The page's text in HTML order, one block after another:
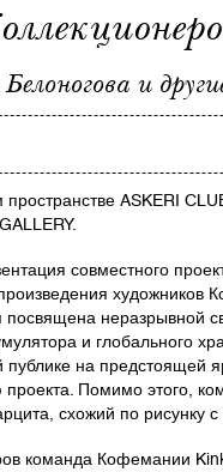
и
пространстве ASKERI
совместного
неразрывной
и глобального
на предстоящей
Помимо этого,
схожий по рисунку с
команда Кофемании